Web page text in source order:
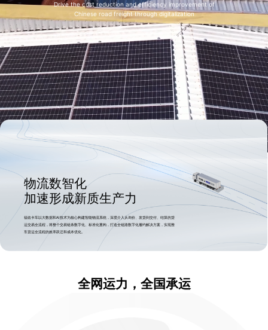
Drive the cost reduction and efficiency improvement of
Chinese road freight through digitalization
物流数智化
加速形成新质生产力
福佑卡车以大数据和AI技术为核心构建智能物流系统，深度介入从询价、发货到交付、结算的货
运交易全流程，将整个交易链条数字化、标准化重构，打造全链路数字化履约解决方案，实现整
车货运全流程的效率跃迁和成本优化。
全网运力，全国承运